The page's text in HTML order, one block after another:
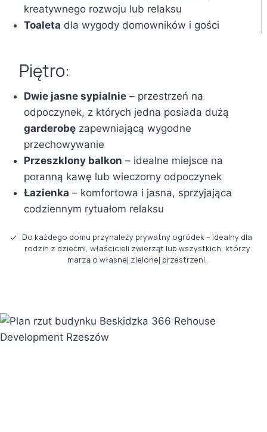
kreatywnego rozwoju lub relaksu
Toaleta dla wygody domowników i gości
Piętro:
Dwie jasne sypialnie – przestrzeń na
odpoczynek, z których jedna posiada dużą
garderobę zapewniającą wygodne
przechowywanie
Przeszklony balkon – idealne miejsce na
poranną kawę lub wieczorny odpoczynek
Łazienka – komfortowa i jasna, sprzyjająca
codziennym rytuałom relaksu
Do każdego domu przynależy prywatny ogródek – idealny dla
rodzin z dziećmi, właścicieli zwierząt lub wszystkich, którzy
marzą o własnej zielonej przestrzeni.